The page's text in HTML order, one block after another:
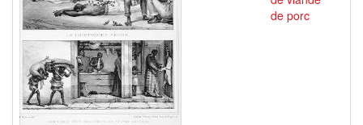
de porc